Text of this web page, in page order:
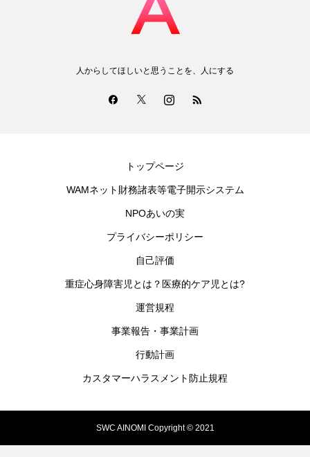
人からしてほしいと思うことを、人にする
トップページ
WAMネット財務諸表等電子開示システム
NPOあいの実
プライバシーポリシー
自己評価
重症心身障害児とは？医療的ケア児とは?
運営規程
事業報告・事業計画
行動計画
カスタマーハラスメント防止規程
SWC AINOMI Copyright © 2021